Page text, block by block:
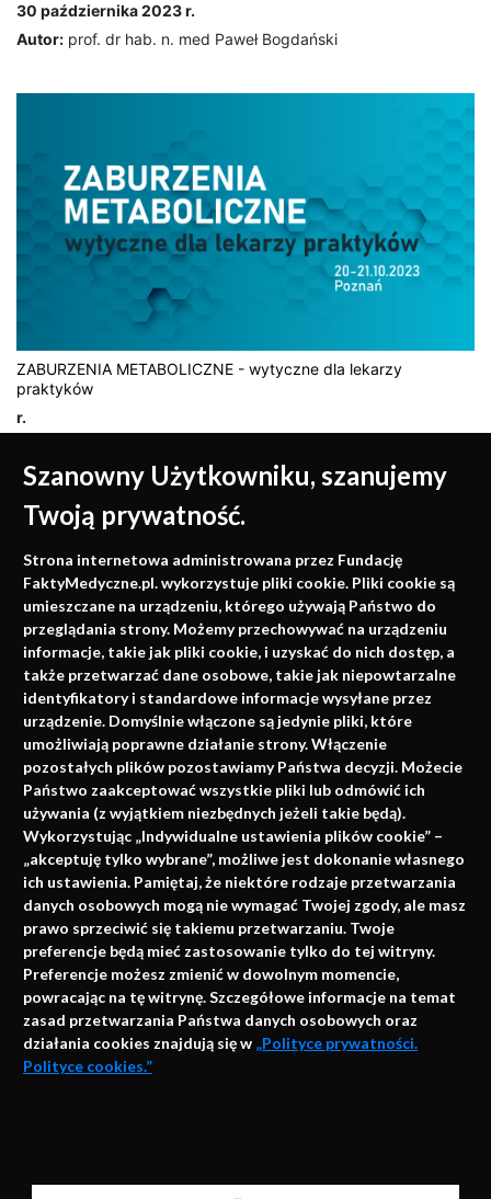
Szanowny Użytkowniku, szanujemy
Twoją prywatność.
Strona internetowa administrowana przez Fundację
FaktyMedyczne.pl. wykorzystuje pliki cookie. Pliki cookie są
umieszczane na urządzeniu, którego używają Państwo do
przeglądania strony. Możemy przechowywać na urządzeniu
informacje, takie jak pliki cookie, i uzyskać do nich dostęp, a
także przetwarzać dane osobowe, takie jak niepowtarzalne
identyfikatory i standardowe informacje wysyłane przez
urządzenie. Domyślnie włączone są jedynie pliki, które
umożliwiają poprawne działanie strony. Włączenie
pozostałych plików pozostawiamy Państwa decyzji. Możecie
Państwo zaakceptować wszystkie pliki lub odmówić ich
używania (z wyjątkiem niezbędnych jeżeli takie będą).
Wykorzystując „Indywidualne ustawienia plików cookie” –
„akceptuję tylko wybrane”, możliwe jest dokonanie własnego
ich ustawienia. Pamiętaj, że niektóre rodzaje przetwarzania
danych osobowych mogą nie wymagać Twojej zgody, ale masz
prawo sprzeciwić się takiemu przetwarzaniu. Twoje
preferencje będą mieć zastosowanie tylko do tej witryny.
Preferencje możesz zmienić w dowolnym momencie,
powracając na tę witrynę. Szczegółowe informacje na temat
zasad przetwarzania Państwa danych osobowych oraz
działania cookies znajdują się w „Polityce prywatności.
Polityce cookies.”
30 października 2023 r.
Autor: prof. dr hab. n. med Paweł Bogdański
ZABURZENIA METABOLICZNE - wytyczne dla lekarzy
praktyków
r.
Medycyna oparta na
faktach
Konferencje, szkolenia, e-learning, wydawnictwo
Napisz do nas
info@faktymedyczne.pl
ul. Towarowa 2
43-460 Wisła
Redakcja medyczna:
ul. Wolności 338b
61-312 Poznań
automatycznego przechowywania danych do celów